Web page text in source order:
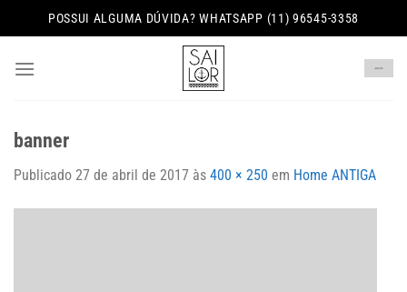
to
POSSUI ALGUMA DÚVIDA? WHATSAPP (11) 96545-3358
banner
Publicado 27 de abril de 2017 às 400 × 250 em Home ANTIGA